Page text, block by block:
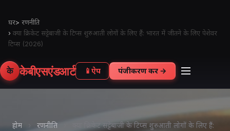
घर> रणनीति
› क्या क्रिकेट सट्टेबाजी के टिप्स शुरुआती लोगों के लिए हैं: भारत में जीतने के लिए पेशेवर
टिप्स (2026)
के केबीएसएंडआर्ट 📱 ऐप पंजीकरण करें →
होम रणनीति
क्या क्रिकेट सट्टेबाजी के टिप्स शुरुआती लोगों के लिए हैं: